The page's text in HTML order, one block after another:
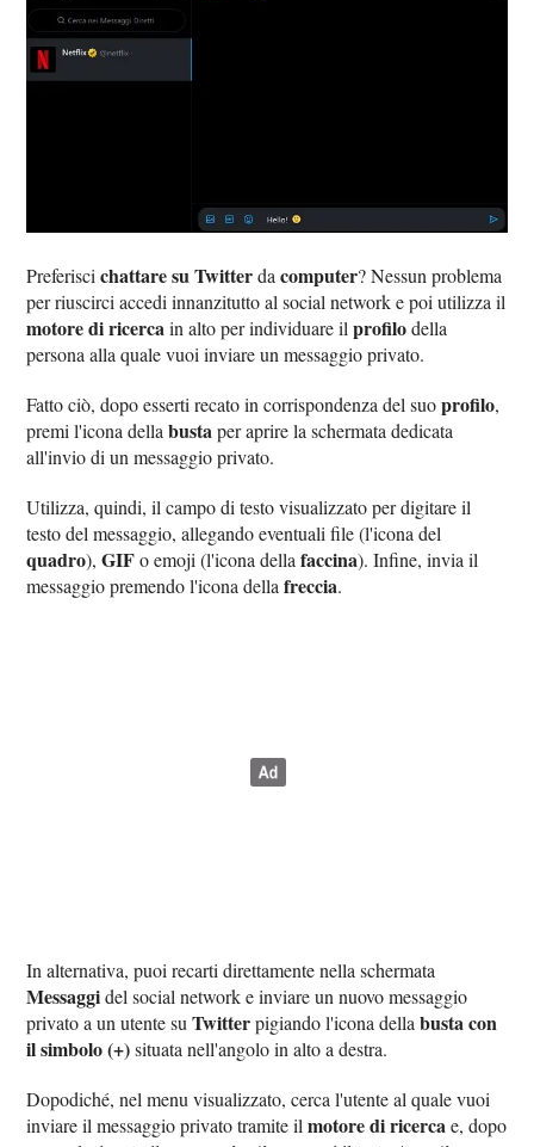
Preferiscichattare su Twitterdacomputer? Nessun problema
per riuscirci accedi innanzitutto al social network e poi utilizza il
motore di ricercain alto per individuare ilprofilodella
persona alla quale vuoi inviare un messaggio privato.
Fatto ciò, dopo esserti recato in corrispondenza del suoprofilo,
premi l'icona dellabustaper aprire la schermata dedicata
all'invio di un messaggio privato.
Utilizza, quindi, il campo di testo visualizzato per digitare il
testo del messaggio, allegando eventuali file (l'icona del
quadro),GIFo emoji (l'icona dellafaccina). Infine, invia il
messaggio premendo l'icona dellafreccia.
In alternativa, puoi recarti direttamente nella schermata
Messaggidel social network e inviare un nuovo messaggio
privato a un utente suTwitterpigiando l'icona dellabusta con
il simbolo (+)situata nell'angolo in alto a destra.
Dopodiché, nel menu visualizzato, cerca l'utente al quale vuoi
inviare il messaggio privato tramite ilmotore di ricercae, dopo